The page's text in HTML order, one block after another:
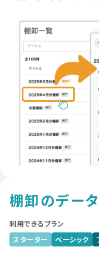
棚卸のデー
利用できるプラン
スターター
ベーシック